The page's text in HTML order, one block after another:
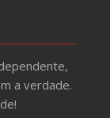
a verdade.